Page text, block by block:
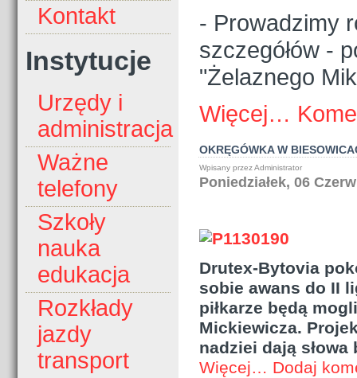
Kontakt
Instytucje
Urzędy i
administracja
Ważne
telefony
Szkoły
nauka
edukacja
Rozkłady
jazdy
transport
- Prowadzimy
szczegółów -
"Żelaznego
Więcej…
OKRĘGÓWKA W
Wpisany przez Administrator
Poniedziałek, 06
Drutex-Bytovia
sobie awans do II
piłkarze będą
Mickiewicza.
nadziei dają
Więcej… Dodaj